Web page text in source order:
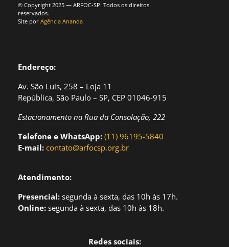
© Copyright 2025 — ARFOC-SP. Todos os direitos
reservados.
Site por Agência Ananda
Endereço:
Av. São Luís, 258 – Loja 11
República, São Paulo – SP, CEP 01046-915
Estacionamento na Rua da Consolação, 222
Telefone e WhatsApp: (11) 96195-5840
E-mail: contato@arfocsp.org.br
Atendimento:
Presencial: segunda à sexta, das 10h às 17h.
Online: segunda à sexta, das 10h às 18h.
Redes sociais: